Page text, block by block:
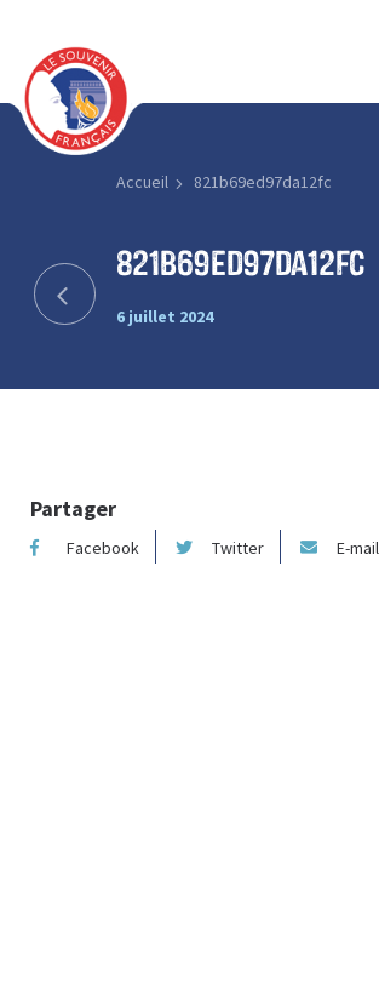
Accueil 821b69ed97da12fc
821b69ed97da12fc
6 juillet 2024
Partager
Facebook Twitter E-mail